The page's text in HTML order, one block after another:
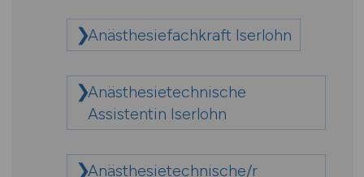
Anästhesiefachkraft Iserlohn
Anästhesietechnische
Assistentin Iserlohn
Anästhesietechnische/r